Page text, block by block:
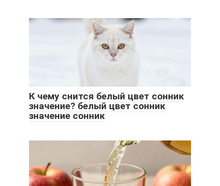
К чему снится белый цвет сонник
значение? белый цвет сонник
значение сонник